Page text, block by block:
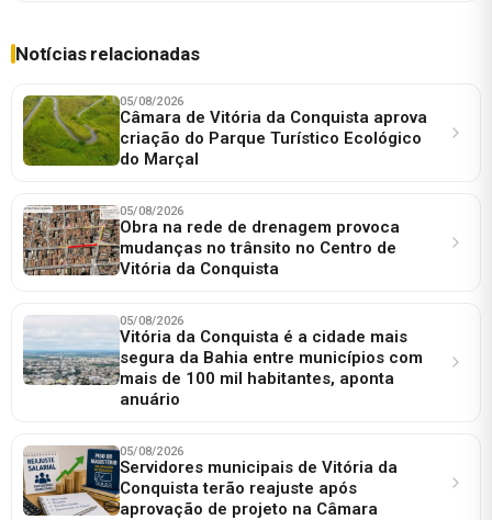
Notícias relacionadas
05/08/2026
Câmara de Vitória da Conquista aprova
criação do Parque Turístico Ecológico
do Marçal
05/08/2026
Obra na rede de drenagem provoca
mudanças no trânsito no Centro de
Vitória da Conquista
05/08/2026
Vitória da Conquista é a cidade mais
segura da Bahia entre municípios com
mais de 100 mil habitantes, aponta
anuário
05/08/2026
Servidores municipais de Vitória da
Conquista terão reajuste após
aprovação de projeto na Câmara